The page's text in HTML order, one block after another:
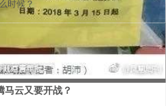
马云又要开战？
时候？
凤凰周刊